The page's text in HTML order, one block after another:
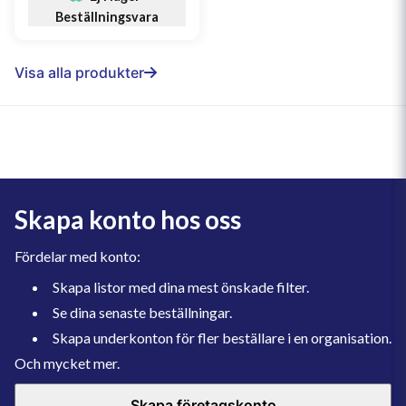
Beställningsvara
Visa alla produkter
Skapa konto hos oss
Fördelar med konto:
Skapa listor med dina mest önskade filter.
Se dina senaste beställningar.
Skapa underkonton för fler beställare i en organisation.
Och mycket mer.